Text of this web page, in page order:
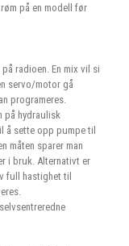
på en modell før
radioen. En mix vil si
servo/motor gå
programeres.
på hydraulisk
å sette opp pumpe til
måten sparer man
i bruk. Alternativt er
full hastighet til